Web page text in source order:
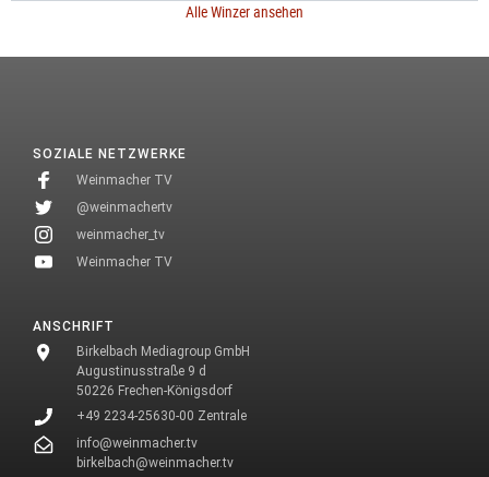
Alle Winzer ansehen
ANSCHRIFT
Birkelbach Mediagroup GmbH
Augustinusstraße 9 d
50226 Frechen-Königsdorf
+49 2234-25630-00 Zentrale
info@weinmacher.tv
birkelbach@weinmacher.tv
SOZIALE NETZWERKE
Weinmacher TV
@weinmachertv
weinmacher_tv
Weinmacher TV